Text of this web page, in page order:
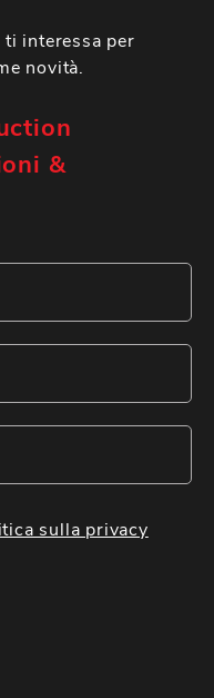
ti interessa per
novità.
&
sulla privacy